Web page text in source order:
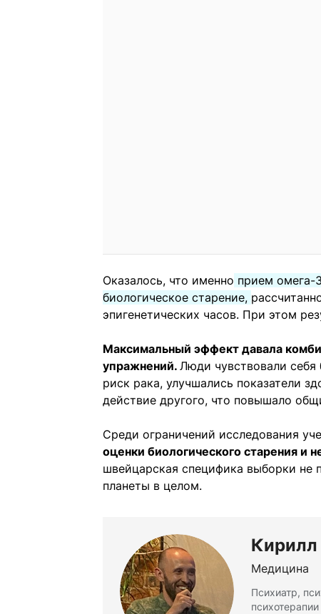
Оказалось, что именно прием омега-
биологическое старение,
эпигенетических часов. При этом
Максимальный эффект давала
упражнений. Люди чувствовали
риск рака, улучшались показатели
действие другого, что повышало
Среди ограничений исследования
оценки биологического старения
швейцарская специфика выборки не
планеты в целом.
Медицина
Психиатр,
психотерапии